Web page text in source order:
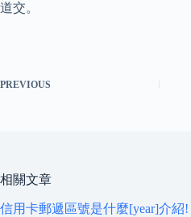
道交。
PREVIOUS
相關文章
信用卡郵遞區號是什麼[year]介紹!